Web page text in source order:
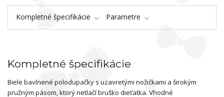
Kompletné špecifikácie Parametre
Kompletné špecifikácie
Biele bavlnené polodupačky s uzavretými nožičkami a širokým
pružným pásom, ktorý netlačí bruško dieťatka. Vhodné